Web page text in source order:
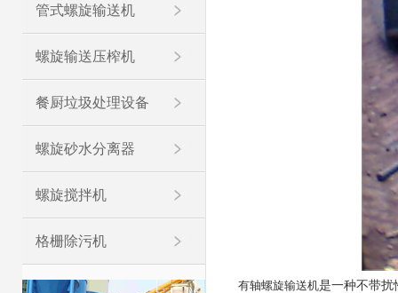
管式螺旋输送机
螺旋输送压榨机
餐厨垃圾处理设备
螺旋砂水分离器
螺旋搅拌机
格栅除污机
有轴螺旋输送机是一种不带扰